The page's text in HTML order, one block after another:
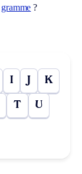
gramme ?
I J K
T U